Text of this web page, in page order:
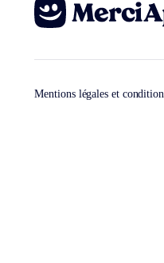
Mentions légales et